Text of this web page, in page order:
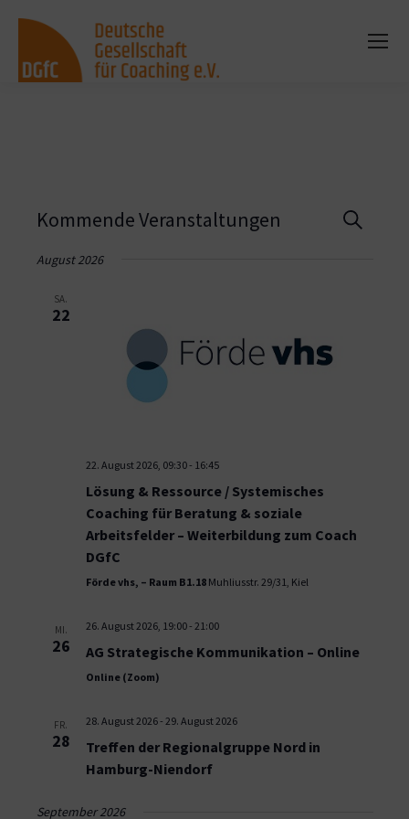
Suche
Kommende Veranstaltungen
August 2026
SA.
22
22. August 2026, 09:30- 16:45
Lösung & Ressource / Systemisches
Coaching für Beratung & soziale
Arbeitsfelder – Weiterbildung zum Coach
DGfC
Förde vhs, – Raum B1.18 Muhliusstr. 29/31, Kiel
MI.
26
26. August 2026, 19:00- 21:00
AG Strategische Kommunikation – Online
Online (Zoom)
FR.
28
28. August 2026- 29. August 2026
Treffen der Regionalgruppe Nord in
Hamburg-Niendorf
September 2026